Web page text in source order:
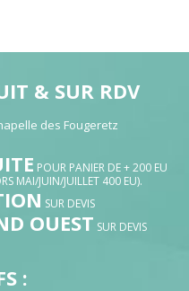
& SUR RDV
des Fougeretz
POUR PANIER DE + 200 EU
MAI/JUIN/JUILLET 400 EU).
SUR DEVIS
OUEST SUR DEVIS
: